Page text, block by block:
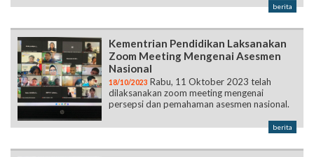
berita
Kementrian Pendidikan Laksanakan
Zoom Meeting Mengenai Asesmen
Nasional
18/10/2023 Rabu, 11 Oktober 2023 telah
dilaksanakan zoom meeting mengenai
persepsi dan pemahaman asesmen nasional.
berita